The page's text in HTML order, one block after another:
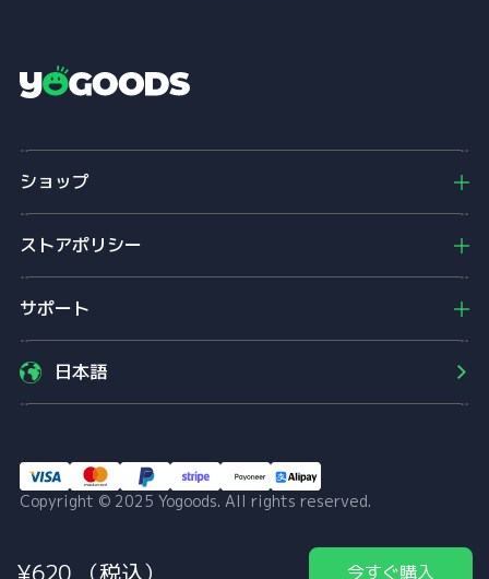
¥620 （税込） 今すぐ購入
g
oショップ
ストアポリシー
サポート
日本語
Copyright © 2025 Yogoods. All rights reserved.